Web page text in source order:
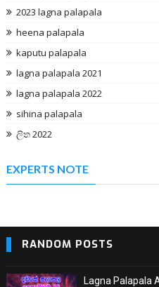
2023 lagna palapala
heena palapala
kaputu palapala
lagna palapala 2021
lagna palapala 2022
sihina palapala
ලිත 2022
EXPERTS NOTE
RANDOM POSTS
Lagna Palapala